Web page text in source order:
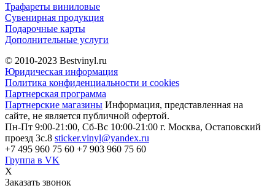
Трафареты виниловые
Сувенирная продукция
Подарочные карты
Дополнительные услуги
© 2010-2023 Bestvinyl.ru
Юридическая информация
Политика конфиденциальности и cookies
Партнерская программа
Партнерские магазины Информация, представленная на
сайте, не является публичной офертой.
Пн-Пт 9:00-21:00, Сб-Вс 10:00-21:00 г. Москва, Остаповский
проезд 3с.8 sticker.vinyl@yandex.ru
+7 495 960 75 60 +7 903 960 75 60
Группа в VK
X
Заказать звонок